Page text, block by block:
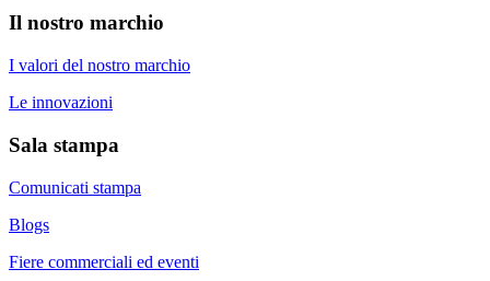
Il nostro marchio
I valori del nostro marchio
Le innovazioni
Sala stampa
Comunicati stampa
Blogs
Fiere commerciali ed eventi